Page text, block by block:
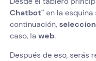
Chatbot" en la esquina
continuación,
caso, la web.
Después de eso, serás